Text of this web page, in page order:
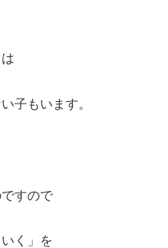
子もいます。
すので
く」を